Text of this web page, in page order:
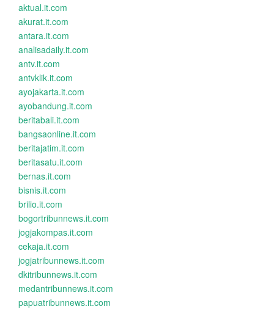
aktual.it.com
akurat.it.com
antara.it.com
analisadaily.it.com
antv.it.com
antvklik.it.com
ayojakarta.it.com
ayobandung.it.com
beritabali.it.com
bangsaonline.it.com
beritajatim.it.com
beritasatu.it.com
bernas.it.com
bisnis.it.com
brilio.it.com
bogortribunnews.it.com
jogjakompas.it.com
cekaja.it.com
jogjatribunnews.it.com
dkitribunnews.it.com
medantribunnews.it.com
papuatribunnews.it.com